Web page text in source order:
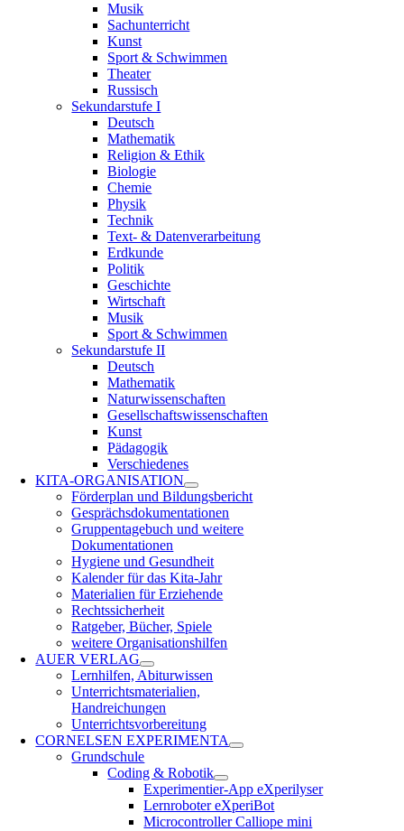
Musik
Sachunterricht
Kunst
Sport & Schwimmen
Theater
Russisch
Sekundarstufe I
Deutsch
Mathematik
Religion & Ethik
Biologie
Chemie
Physik
Technik
Text- & Datenverarbeitung
Erdkunde
Politik
Geschichte
Wirtschaft
Musik
Sport & Schwimmen
Sekundarstufe II
Deutsch
Mathematik
Naturwissenschaften
Gesellschaftswissenschaften
Kunst
Pädagogik
Verschiedenes
KITA-ORGANISATION
Förderplan und Bildungsbericht
Gesprächsdokumentationen
Gruppentagebuch und weitere
Dokumentationen
Hygiene und Gesundheit
Kalender für das Kita-Jahr
Materialien für Erziehende
Rechtssicherheit
Ratgeber, Bücher, Spiele
weitere Organisationshilfen
AUER VERLAG
Lernhilfen, Abiturwissen
Unterrichtsmaterialien,
Handreichungen
Unterrichtsvorbereitung
CORNELSEN EXPERIMENTA
Grundschule
Coding & Robotik
Experimentier-App eXperilyser
Lernroboter eXperiBot
Microcontroller Calliope mini